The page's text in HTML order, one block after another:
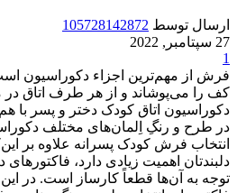
ارسال توسط 105728142872
27 سپتامبر, 2022
1
فرش از مهم‌ترین اجزاء دکوراسیون
کف را می‌پوشاند و از هر طرف اتاق در
دکوراسیون اتاق کودک دختر و پسر با
در طرح و رنگ‌ِ اِلمان‌های مختلف
انتخاب فرش کودک پسرانه علاوه بر
دلبندتان اهمیت زیادی دارد،
توجه به آن‌ها قطعاً کارساز است. در این